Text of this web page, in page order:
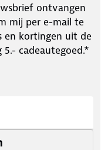
ontvangen
mij per e-mail te
en kortingen uit de
cadeautegoed.*